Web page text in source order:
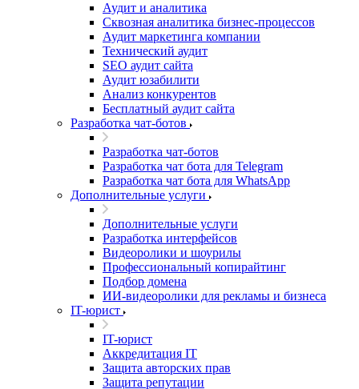
Аудит и аналитика
Сквозная аналитика бизнес-процессов
Аудит маркетинга компании
Технический аудит
SEO аудит сайта
Аудит юзабилити
Анализ конкурентов
Бесплатный аудит сайта
Разработка чат-ботов
Разработка чат-ботов
Разработка чат бота для Telegram
Разработка чат бота для WhatsApp
Дополнительные услуги
Дополнительные услуги
Разработка интерфейсов
Видеоролики и шоурилы
Профессиональный копирайтинг
Подбор домена
ИИ-видеоролики для рекламы и бизнеса
IT-юрист
IT-юрист
Аккредитация IT
Защита авторских прав
Защита репутации